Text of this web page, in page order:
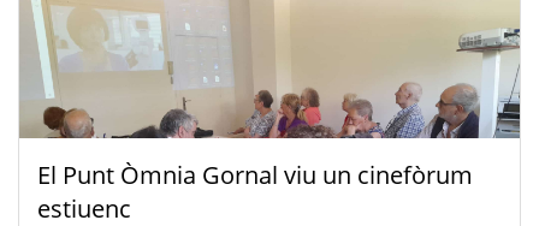
El Punt Òmnia Gornal viu un cinefòrum
estiuenc